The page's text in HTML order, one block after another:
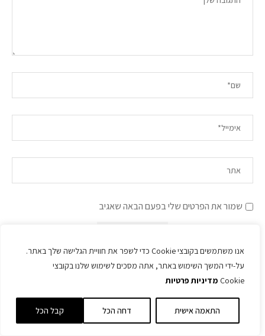
אנו משתמשים בקובצי Cookie כדי לשפר את חוויית הגלישה שלך באתר.
על-ידי המשך השימוש באתר, אתה מסכים לשימוש שלנו בקובצי
Cookie מדיניות פרטיות
התאמה אישית דחה הכל קבל הכל
שמור את הפרטים שלי בפעם הבאה שאגיב
חלה של אהבה במהדורה מוגבלת